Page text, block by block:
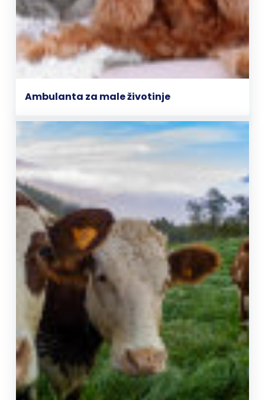
Ambulanta za male životinje